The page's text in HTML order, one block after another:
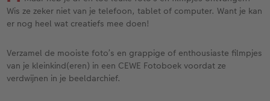
XXL Liggend
Compact Vierkant
Square prints
Mini prints
Foto op galerijprint
Foto op hout
Fineline wandkalender
Met designs
Textiel
Telefoonhoesjes
Trouwkaarten
Verjaardagskaarten
Huwelijk
Woondecoratietips
Cadeaus voor kinderen
Duurzamere cadeaus
Wis ze zeker niet van je telefoon, tablet of computer. Want je kan
er nog heel wat creatiefs mee doen!
Verzamel de mooiste foto’s en grappige of enthousiaste filmpjes
van je kleinkind(eren) in een CEWE Fotoboek voordat ze
verdwijnen in je beeldarchief.